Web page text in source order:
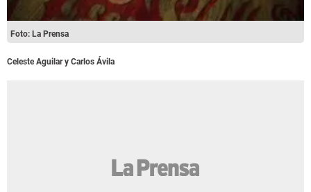
Foto: La Prensa
Celeste Aguilar y Carlos Ávila